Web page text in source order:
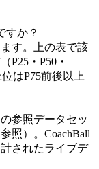
すか？
す。上の表で該
P25・P50・
はP75前後以上
参照データセッ
照）。CoachBall
されたライブデ